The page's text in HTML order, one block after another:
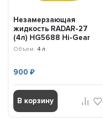
Незамерзающая
жидкость RADAR-27
(4л) HG5688 Hi-Gear
Объем: 4 л
900₽
В корзину